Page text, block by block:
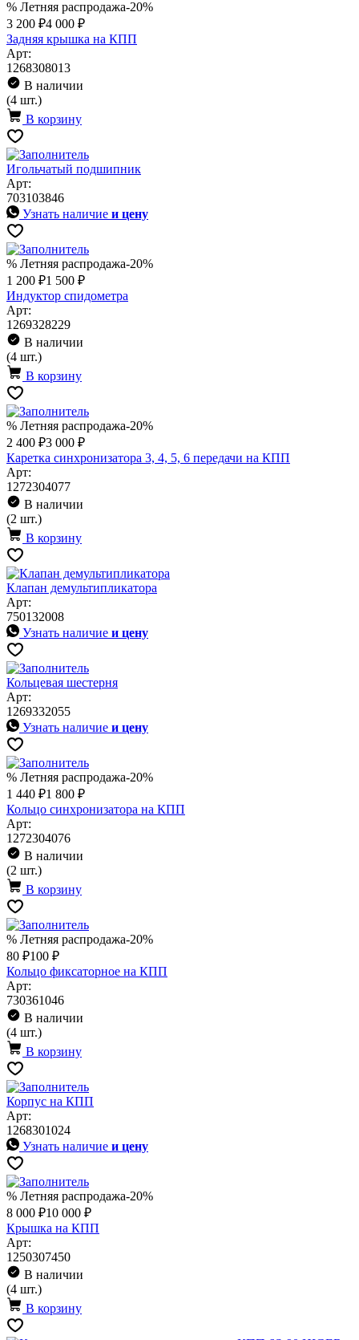
% Летняя распродажа-20%
3 200 ₽4 000 ₽
Задняя крышка на КПП
Арт:
1268308013
В наличии
(4 шт.)
В корзину
Игольчатый подшипник
Арт:
703103846
Узнать наличие и цену
% Летняя распродажа-20%
1 200 ₽1 500 ₽
Индуктор спидометра
Арт:
1269328229
В наличии
(4 шт.)
В корзину
% Летняя распродажа-20%
2 400 ₽3 000 ₽
Каретка синхронизатора 3, 4, 5, 6 передачи на КПП
Арт:
1272304077
В наличии
(2 шт.)
В корзину
Клапан демультипликатора
Арт:
750132008
Узнать наличие и цену
Кольцевая шестерня
Арт:
1269332055
Узнать наличие и цену
% Летняя распродажа-20%
1 440 ₽1 800 ₽
Кольцо синхронизатора на КПП
Арт:
1272304076
В наличии
(2 шт.)
В корзину
% Летняя распродажа-20%
80 ₽100 ₽
Кольцо фиксаторное на КПП
Арт:
730361046
В наличии
(4 шт.)
В корзину
Корпус на КПП
Арт:
1268301024
Узнать наличие и цену
% Летняя распродажа-20%
8 000 ₽10 000 ₽
Крышка на КПП
Арт:
1250307450
В наличии
(4 шт.)
В корзину